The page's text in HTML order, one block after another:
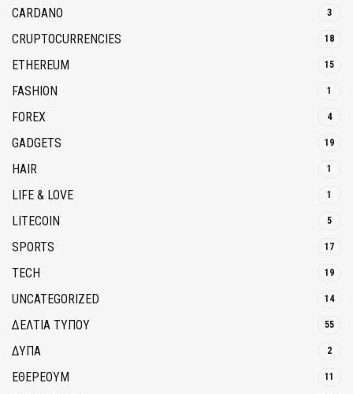
CARDANO 3
CRUPTOCURRENCIES 18
ETHEREUM 15
FASHION 1
FOREX 4
GADGETS 19
HAIR 1
LIFE & LOVE 1
LITECOIN 5
SPORTS 17
TECH 19
UNCATEGORIZED 14
ΔΕΛΤΙΑ ΤΥΠΟΥ 55
ΔΥΠΑ 2
ΕΘΈΡΕΟΥΜ 11